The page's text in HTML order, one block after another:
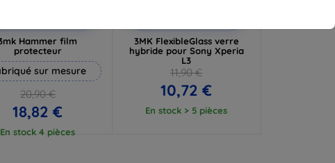
Hammer film
protecteur
sur mesure
20,90 €
18,82 €
En stock 4 pièces
3MK FlexibleGlass verre
hybride pour Sony Xperia
L3
11,90 €
10,72 €
En stock > 5 pièces